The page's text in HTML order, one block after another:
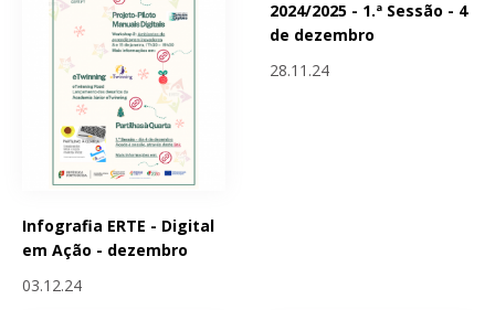
Infografia ERTE - Digital
em Ação - dezembro
03.12.24
2024/2025 - 1.ª Sessão - 4
de dezembro
28.11.24